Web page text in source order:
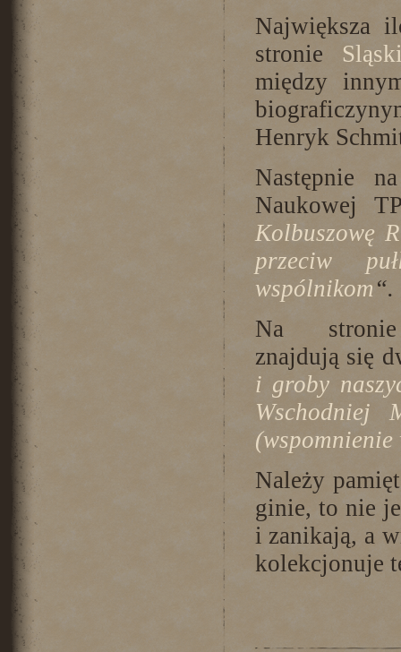
Największa
stronie
między
Henryk
Następnie
Naukowej
Kolbuszowę
przeciw
wspólnikom “.
Na
znajdują się
i groby
Wschodniej
(wspomnienie
Należy
ginie, to nie
i zanikają, a
kolekcjonuje